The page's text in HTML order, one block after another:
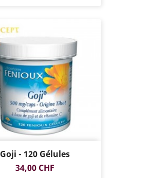
Goji - 120 Gélules
Prix
34,00 CHF